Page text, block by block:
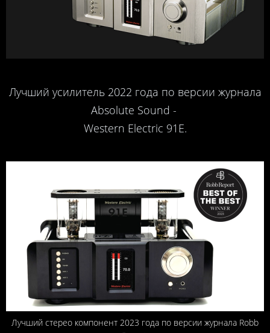
Лучший усилитель 2022 года по версии журнала
Absolute Sound -
Western Electric 91E.
Лучший стерео компонент 2023 года по версии журнала Robb